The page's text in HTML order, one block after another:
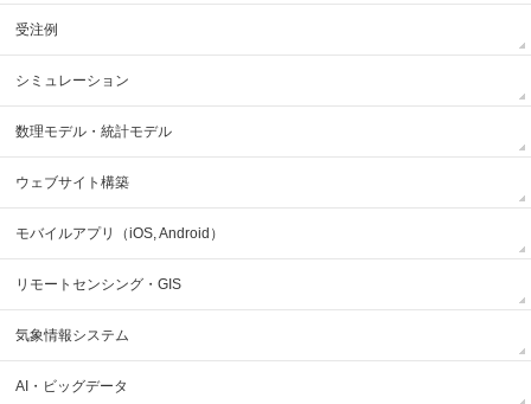
受注例
シミュレーション
数理モデル・統計モデル
ウェブサイト構築
モバイルアプリ（iOS, Android）
リモートセンシング・GIS
気象情報システム
AI・ビッグデータ